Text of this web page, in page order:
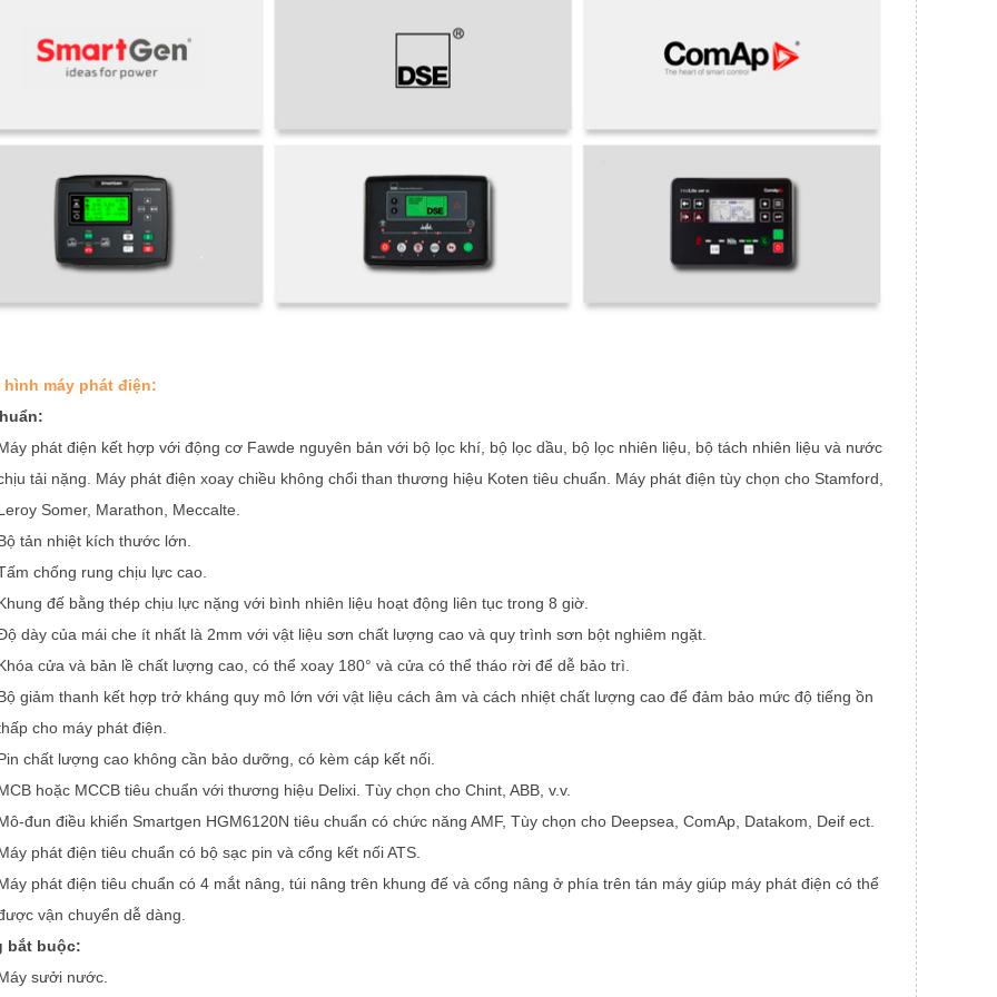
hình máy phát điện:
phát điện kết hợp với động cơ Fawde nguyên bản với bộ lọc khí, bộ lọc dầu, bộ lọc nhiên liệu, bộ tách nhiên liệu và nước
tải nặng. Máy phát điện xoay chiều không chổi than thương hiệu Koten tiêu chuẩn. Máy phát điện tùy chọn cho Stamford,
Somer, Marathon, Meccalte.
tản nhiệt kích thước lớn.
chống rung chịu lực cao.
đế bằng thép chịu lực nặng với bình nhiên liệu hoạt động liên tục trong 8 giờ.
dày của mái che ít nhất là 2mm với vật liệu sơn chất lượng cao và quy trình sơn bột nghiêm ngặt.
cửa và bản lề chất lượng cao, có thể xoay 180° và cửa có thể tháo rời để dễ bảo trì.
giảm thanh kết hợp trở kháng quy mô lớn với vật liệu cách âm và cách nhiệt chất lượng cao để đảm bảo mức độ tiếng ồn
cho máy phát điện.
chất lượng cao không cần bảo dưỡng, có kèm cáp kết nối.
hoặc MCCB tiêu chuẩn với thương hiệu Delixi. Tùy chọn cho Chint, ABB, v.v.
đun điều khiển Smartgen HGM6120N tiêu chuẩn có chức năng AMF, Tùy chọn cho Deepsea, ComAp, Datakom, Deif ect.
phát điện tiêu chuẩn có bộ sạc pin và cổng kết nối ATS.
phát điện tiêu chuẩn có 4 mắt nâng, túi nâng trên khung đế và cổng nâng ở phía trên tán máy giúp máy phát điện có thể
vận chuyển dễ dàng.
bắt buộc:
sưởi nước.